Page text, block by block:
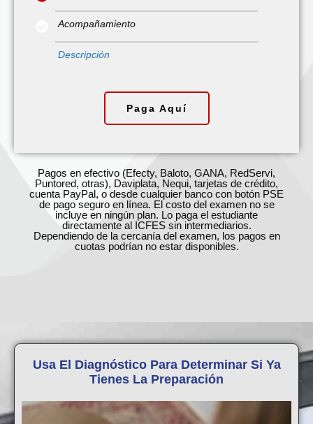
Acompañamiento
Descripción
Paga Aquí
Pagos en efectivo (Efecty, Baloto, GANA, RedServi,
Puntored, otras), Daviplata, Nequi, tarjetas de crédito,
cuenta PayPal, o desde cualquier banco con botón PSE
de pago seguro en línea. El costo del examen no se
incluye en ningún plan. Lo paga el estudiante
directamente al ICFES sin intermediarios.
Dependiendo de la cercanía del examen, los pagos en
cuotas podrían no estar disponibles.
Usa El Diagnóstico Para Determinar Si Ya
Tienes La Preparación